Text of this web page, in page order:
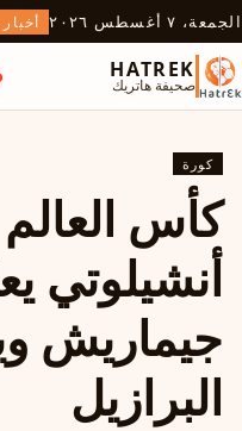
الجمعة، ٧ أغسطس ٢٠٢٦
HATREK
صحيفة هاتريك
كورة
أنشيلوتي
جيماريش
البرازيل